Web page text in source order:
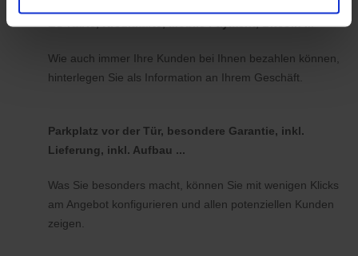
EC-Karte, Kreditkarte, Mobile Payment, Bitcoin ...
Wie auch immer Ihre Kunden bei Ihnen bezahlen können,
hinterlegen Sie als Information an Ihrem Geschäft.
Parkplatz vor der Tür, besondere Garantie, inkl.
Lieferung, inkl. Aufbau ...
Was Sie besonders macht, können Sie mit wenigen Klicks
am Angebot konfigurieren und allen potenziellen Kunden
zeigen.